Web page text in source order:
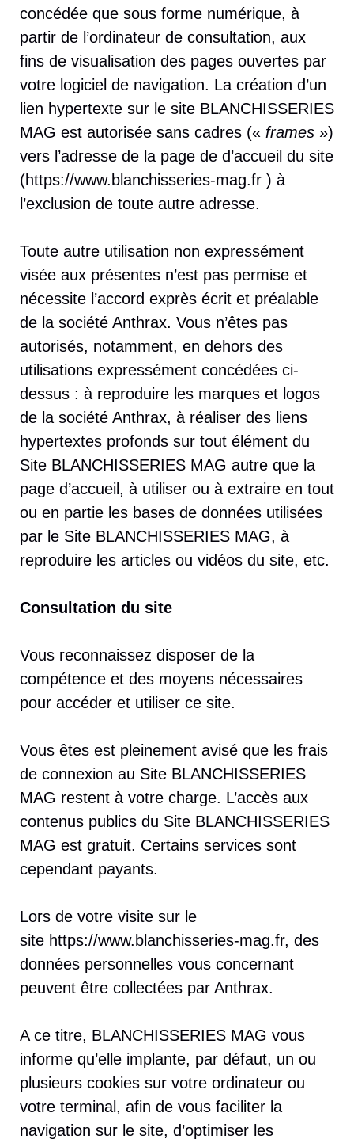
concédée que sous forme numérique, à
partir de l’ordinateur de consultation, aux
fins de visualisation des pages ouvertes par
votre logiciel de navigation. La création d’un
lien hypertexte sur le site BLANCHISSERIES
MAG est autorisée sans cadres (« frames »)
vers l’adresse de la page de d’accueil du site
(https://www.blanchisseries-mag.fr ) à
l’exclusion de toute autre adresse.
Toute autre utilisation non expressément
visée aux présentes n’est pas permise et
nécessite l’accord exprès écrit et préalable
de la société Anthrax. Vous n’êtes pas
autorisés, notamment, en dehors des
utilisations expressément concédées ci-
dessus : à reproduire les marques et logos
de la société Anthrax, à réaliser des liens
hypertextes profonds sur tout élément du
Site BLANCHISSERIES MAG autre que la
page d’accueil, à utiliser ou à extraire en tout
ou en partie les bases de données utilisées
par le Site BLANCHISSERIES MAG, à
reproduire les articles ou vidéos du site, etc.
Consultation du site
Vous reconnaissez disposer de la
compétence et des moyens nécessaires
pour accéder et utiliser ce site.
Vous êtes est pleinement avisé que les frais
de connexion au Site BLANCHISSERIES
MAG restent à votre charge. L’accès aux
contenus publics du Site BLANCHISSERIES
MAG est gratuit. Certains services sont
cependant payants.
Lors de votre visite sur le
site https://www.blanchisseries-mag.fr, des
données personnelles vous concernant
peuvent être collectées par Anthrax.
A ce titre, BLANCHISSERIES MAG vous
informe qu’elle implante, par défaut, un ou
plusieurs cookies sur votre ordinateur ou
votre terminal, afin de vous faciliter la
navigation sur le site, d’optimiser les